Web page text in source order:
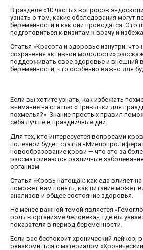
В разделе «10 частых вопросов
узнать о том, какие обследования могут
беременности и как они проводятся. Это
подготовиться к визитам к врачу и
Статья «Красота и здоровье изнутри: что
сохранения активной молодости»
поддерживать свое здоровье и внешний
беременности, что особенно важно для
Если вы хотите узнать, как избежать
внимание на статью «Привычки для
похмелья?». Знание простых правил
себя лучше в праздничные дни.
Для тех, кто интересуется вопросами
полезной будет статья
новообразование крови — что это за
рассматриваются различные
организм.
Статья «Кровь натощак: как еда влияет
поможет вам понять, как питание может
анализов и общее состояние здоровья.
Не менее важной темой является
роль в организме человека», где вы
показателя в период беременности.
Если вас беспокоит хронический лейкоз,
ознакомиться с материалом